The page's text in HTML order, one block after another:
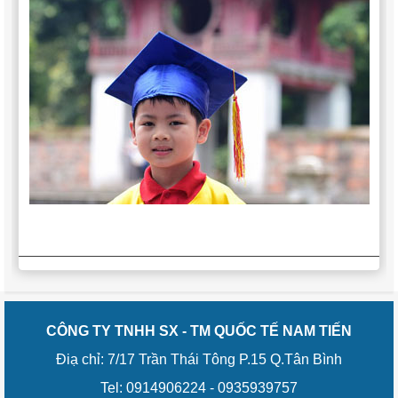
CÔNG TY TNHH SX - TM QUỐC TẾ NAM TIẾN
Điạ chỉ: 7/17 Trần Thái Tông P.15 Q.Tân Bình
Tel: 0914906224 - 0935939757